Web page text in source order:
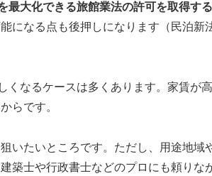
最大化できる旅館業法の許可を取得す
になる点も後押しになります（民泊新
なるケースは多くあります。家賃が
らです。
いたいところです。ただし、用途地域
築士や行政書士などのプロにも頼りな